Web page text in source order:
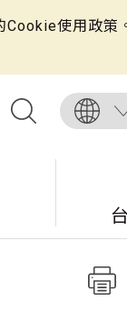
使用政策